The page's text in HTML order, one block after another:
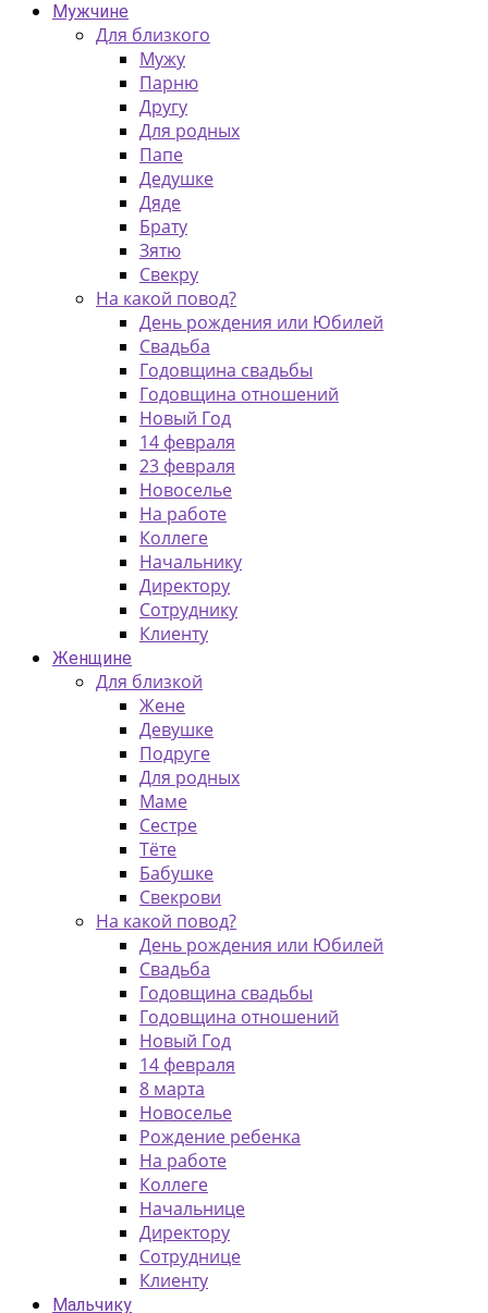
Мужчине
Для близкого
Мужу
Парню
Другу
Для родных
Папе
Дедушке
Дяде
Брату
Зятю
Свекру
На какой повод?
День рождения или Юбилей
Свадьба
Годовщина свадьбы
Годовщина отношений
Новый Год
14 февраля
23 февраля
Новоселье
На работе
Коллеге
Начальнику
Директору
Сотруднику
Клиенту
Женщине
Для близкой
Жене
Девушке
Подруге
Для родных
Маме
Сестре
Тёте
Бабушке
Свекрови
На какой повод?
День рождения или Юбилей
Свадьба
Годовщина свадьбы
Годовщина отношений
Новый Год
14 февраля
8 марта
Новоселье
Рождение ребенка
На работе
Коллеге
Начальнице
Директору
Сотруднице
Клиенту
Мальчику